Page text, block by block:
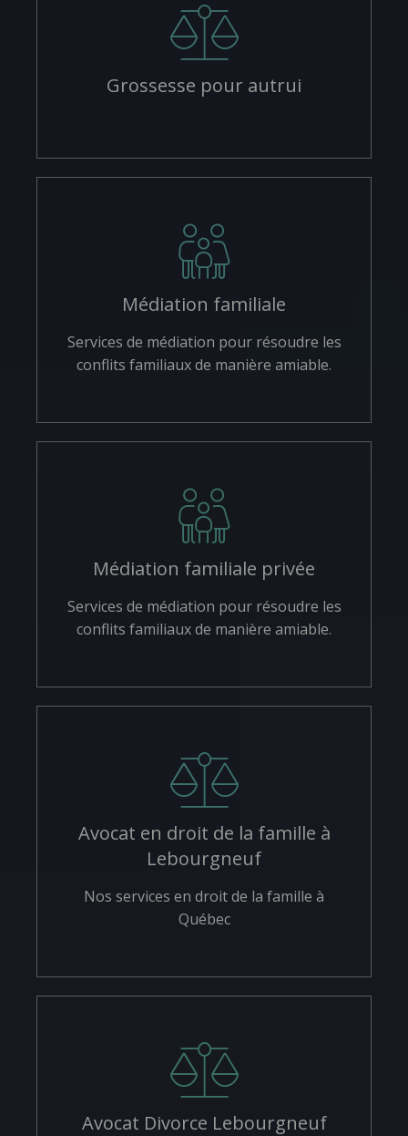
Grossesse pour autrui
Médiation familiale
Services de médiation pour résoudre les
conflits familiaux de manière amiable.
Médiation familiale privée
Services de médiation pour résoudre les
conflits familiaux de manière amiable.
Avocat en droit de la famille à
Lebourgneuf
Nos services en droit de la famille à
Québec
Avocat Divorce Lebourgneuf